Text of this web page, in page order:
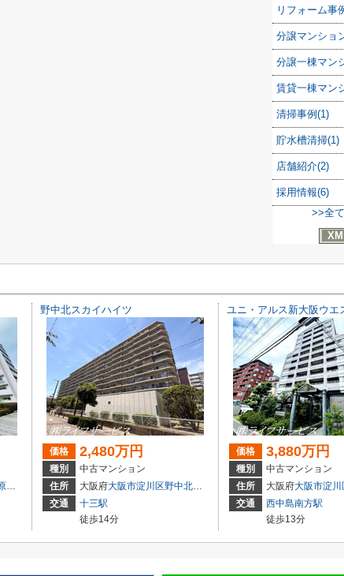
リフォーム事
分譲マンショ
分譲一棟マン
賃貸一棟マン
清掃事例(1)
貯水槽清掃(1)
店舗紹介(2)
採用情報(6)
>>全
３丁目3-4
野中北スカイハイツ
価格 2,480万円
種別
中古マンション
住所
大阪府大阪市淀川区野中北２丁目3-5
交通
十三駅
徒歩14分
ユニ・アルス新大阪ウエ
価格 3,880万円
種別
中古マンション
住所
大阪府大阪市淀川
交通
西中島南方駅
徒歩13分